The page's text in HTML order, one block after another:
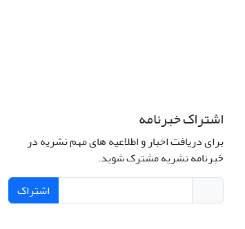
اشتراک خبرنامه
برای دریافت اخبار و اطلاعیه های مهم نشریه در
خبرنامه نشریه مشترک شوید.
اشتراک